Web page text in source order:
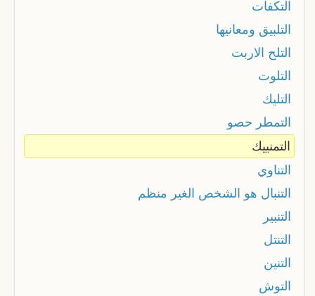
التكفات
التلبيق ومعانيها
التلح الاربت
التلوت
التليك
التمطر حصو
التمنييك
التناوي
التنبال هو الشخص الغير منظم
التنبير
التنتل
التنين
التوش